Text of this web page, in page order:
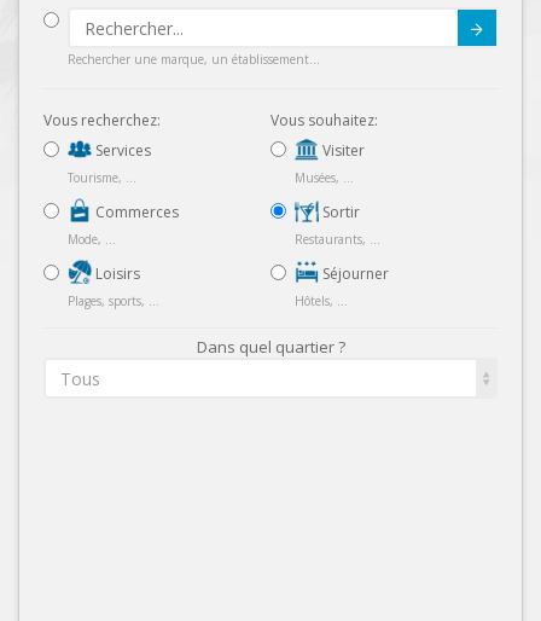
Rechercher une marque, un établissement...
Vous recherchez:
Services
Tourisme, ...
Commerces
Mode, ...
Loisirs
Plages, sports, ...
Vous souhaitez:
Visiter
Musées, ...
Sortir
Restaurants, ...
Séjourner
Hôtels, ...
Dans quel quartier ?
Tous